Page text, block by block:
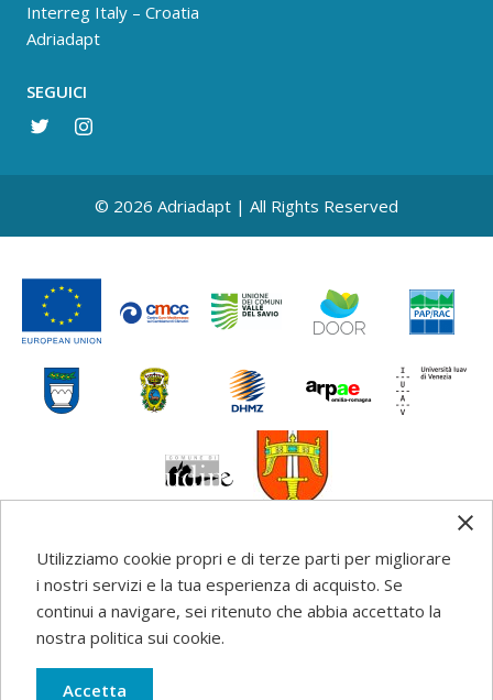
Interreg Italy – Croatia
Adriadapt
SEGUICI
© 2026 Adriadapt | All Rights Reserved
Any information, good practice guidance and
recommendations published on this web site reflects the
author’s views; the Programme authorities are not liable
for any use that may be made of the information
Utilizziamo cookie propri e di terze parti per migliorare
i nostri servizi e la tua esperienza di acquisto. Se
continui a navigare, sei ritenuto che abbia accettato la
nostra politica sui cookie.
Accetta